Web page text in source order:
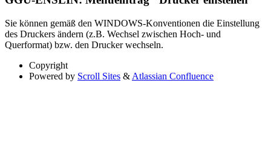
Sie können gemäß den WINDOWS-Konventionen die Einstellung
des Druckers ändern (z.B. Wechsel zwischen Hoch- und
Querformat) bzw. den Drucker wechseln.
Copyright
Powered by Scroll Sites & Atlassian Confluence